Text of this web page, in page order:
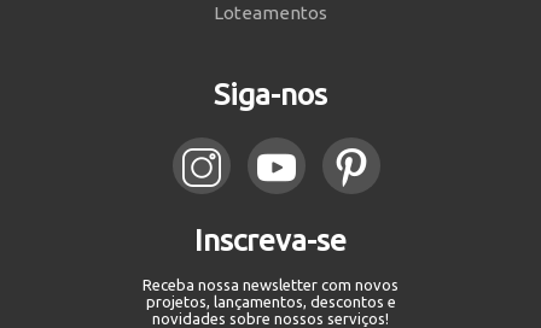
Loteamentos
Siga-nos
Inscreva-se
Receba nossa newsletter com novos
projetos, lançamentos, descontos e
novidades sobre nossos serviços!